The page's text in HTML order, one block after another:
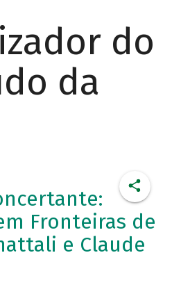
do
da
Fronteiras de
e Claude